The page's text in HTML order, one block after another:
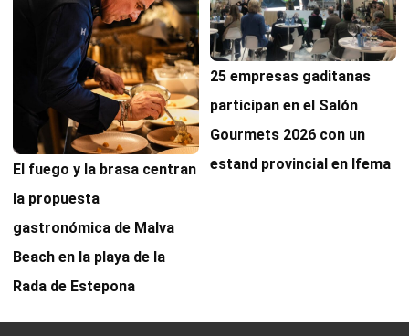
El fuego y la brasa centran
la propuesta
gastronómica de Malva
Beach en la playa de la
Rada de Estepona
25 empresas gaditanas
participan en el Salón
Gourmets 2026 con un
estand provincial en Ifema